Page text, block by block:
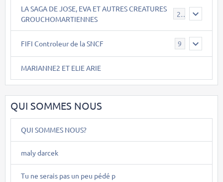
LA SAGA DE JOSE, EVA ET AUTRES CREATURES
GROUCHOMARTIENNES
26
FIFI Controleur de la SNCF 9
MARIANNE2 ET ELIE ARIE
QUI SOMMES NOUS
QUI SOMMES NOUS?
maly darcek
Tu ne serais pas un peu pédé p